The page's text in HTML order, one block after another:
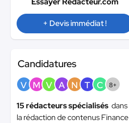
+ Devis immédiat !
Candidatures
V M V A N T C 8+
15 rédacteurs spécialisés dans
la rédaction de contenus Finance